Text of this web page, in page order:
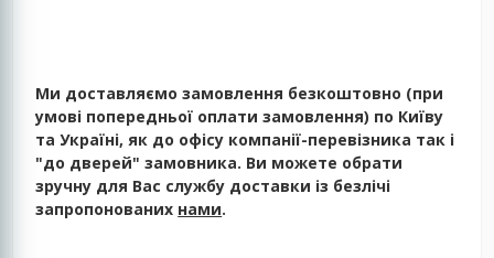
Ми доставляємо замовлення безкоштовно (при
умові попередньої оплати замовлення) по Київу
та Україні, як до офісу компанії-перевізника так і
"до дверей" замовника. Ви можете обрати
зручну для Вас службу доставки із безлічі
запропонованих нами.